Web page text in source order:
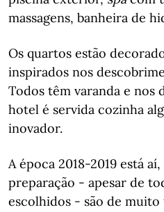
massagens, banheira de
Os quartos estão
inspirados nos
Todos têm varanda e nos
hotel é servida cozinha
inovador.
A época 2018-2019 está
preparação - apesar de
escolhidos - são de muito